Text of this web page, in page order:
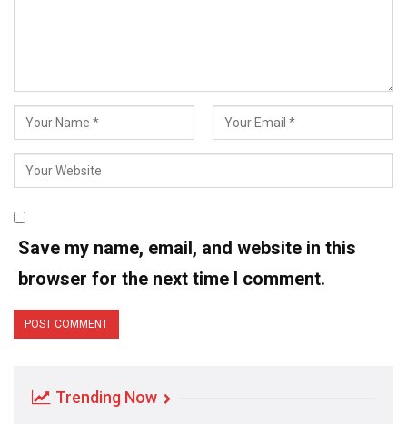
Save my name, email, and website in this
browser for the next time I comment.
Trending Now